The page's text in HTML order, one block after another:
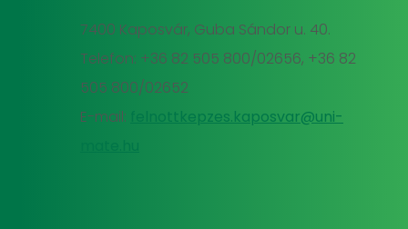
7400 Kaposvár, Guba Sándor u. 40.
Telefon: +36 82 505 800/02656, +36 82
505 800/02652
E-mail:
felnottkepzes.kaposvar@uni-